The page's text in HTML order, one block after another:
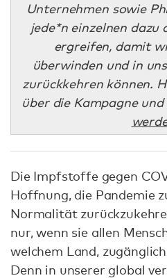
Unternehmen sowie
jede*n einzelnen dazu
ergreifen, damit
überwinden und in
zurückkehren können.
über die Kampagne und
Die Impfstoffe gegen
Hoffnung, die Pandemie
Normalität
nur, wenn sie allen
welchem Land,
Denn in unserer global